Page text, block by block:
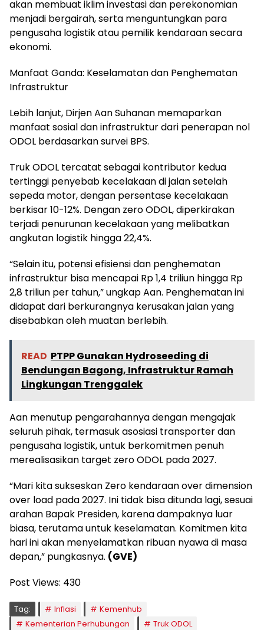
akan membuat iklim investasi dan perekonomian
menjadi bergairah, serta menguntungkan para
pengusaha logistik atau pemilik kendaraan secara
ekonomi.
Manfaat Ganda: Keselamatan dan Penghematan
Infrastruktur
Lebih lanjut, Dirjen Aan Suhanan memaparkan
manfaat sosial dan infrastruktur dari penerapan nol
ODOL berdasarkan survei BPS.
Truk ODOL tercatat sebagai kontributor kedua
tertinggi penyebab kecelakaan di jalan setelah
sepeda motor, dengan persentase kecelakaan
berkisar 10-12%. Dengan zero ODOL, diperkirakan
terjadi penurunan kecelakaan yang melibatkan
angkutan logistik hingga 22,4%.
“Selain itu, potensi efisiensi dan penghematan
infrastruktur bisa mencapai Rp 1,4 triliun hingga Rp
2,8 triliun per tahun,” ungkap Aan. Penghematan ini
didapat dari berkurangnya kerusakan jalan yang
disebabkan oleh muatan berlebih.
READ PTPP Gunakan Hydroseeding di
Bendungan Bagong, Infrastruktur Ramah
Lingkungan Trenggalek
Aan menutup pengarahannya dengan mengajak
seluruh pihak, termasuk asosiasi transporter dan
pengusaha logistik, untuk berkomitmen penuh
merealisasikan target zero ODOL pada 2027.
“Mari kita sukseskan Zero kendaraan over dimension
over load pada 2027. Ini tidak bisa ditunda lagi, sesuai
arahan Bapak Presiden, karena dampaknya luar
biasa, terutama untuk keselamatan. Komitmen kita
hari ini akan menyelamatkan ribuan nyawa di masa
depan,” pungkasnya. (GVE)
Post Views: 430
Tag: Inflasi
Kemenhub
Kementerian Perhubungan
Truk ODOL